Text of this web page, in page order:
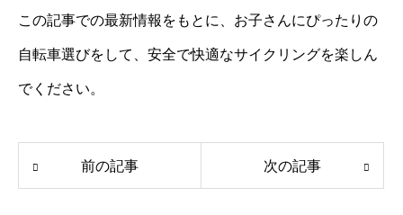
この記事での最新情報をもとに、お子さんにぴったりの
自転車選びをして、安全で快適なサイクリングを楽しん
でください。
前の記事 次の記事